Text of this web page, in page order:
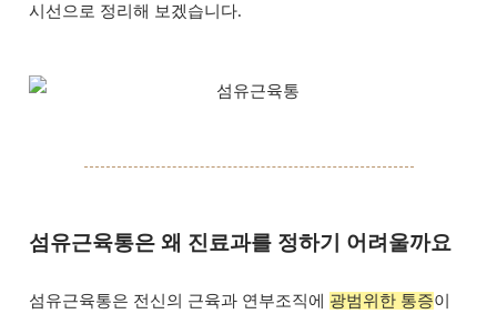
시선으로 정리해 보겠습니다.
섬유근육통은 왜 진료과를 정하기 어려울까요
섬유근육통은 전신의 근육과 연부조직에 광범위한 통증이